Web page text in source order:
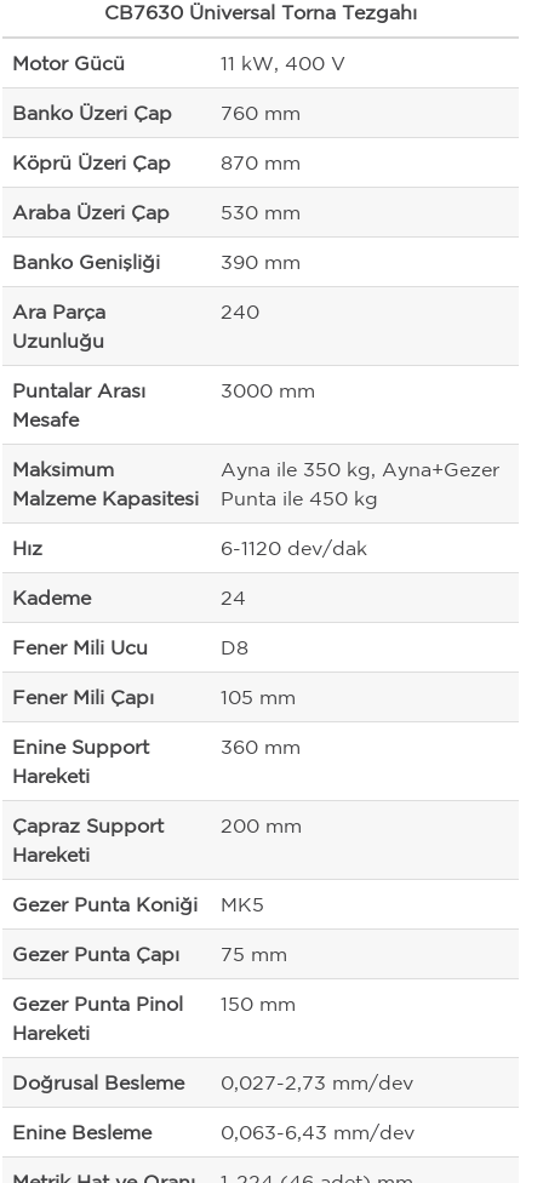
CB7630 Üniversal Torna Tezgahı
Motor Gücü 11 kW, 400 V
Banko Üzeri Çap 760 mm
Köprü Üzeri Çap 870 mm
Araba Üzeri Çap 530 mm
Banko Genişliği 390 mm
Ara Parça
Uzunluğu
240
Puntalar Arası
Mesafe
3000 mm
Maksimum
Malzeme Kapasitesi
Ayna ile 350 kg, Ayna+Gezer
Punta ile 450 kg
Hız 6-1120 dev/dak
Kademe 24
Fener Mili Ucu D8
Fener Mili Çapı 105 mm
Enine Support
Hareketi
360 mm
Çapraz Support
Hareketi
200 mm
Gezer Punta Koniği MK5
Gezer Punta Çapı 75 mm
Gezer Punta Pinol
Hareketi
150 mm
Doğrusal Besleme 0,027-2,73 mm/dev
Enine Besleme 0,063-6,43 mm/dev